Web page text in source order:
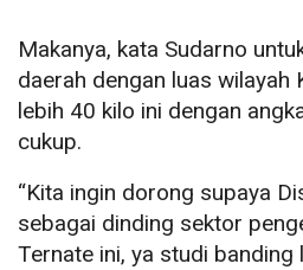
Makanya, kata Sudarno
daerah dengan luas wilayah
lebih 40 kilo ini dengan
cukup.
“Kita ingin dorong supaya
sebagai dinding sektor
Ternate ini, ya studi banding